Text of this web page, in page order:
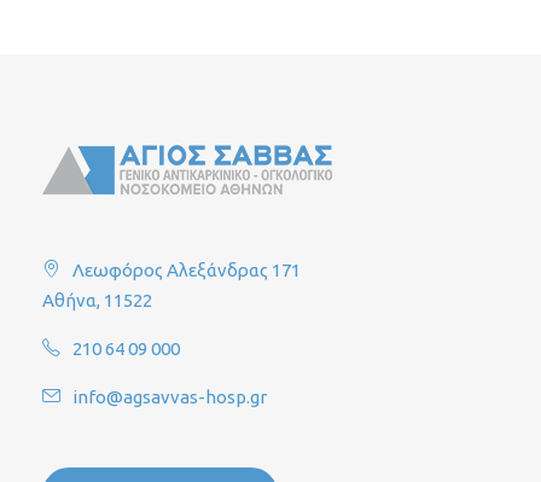
Λεωφόρος Αλεξάνδρας 171
Αθήνα, 11522
210 64 09 000
info@agsavvas-hosp.gr